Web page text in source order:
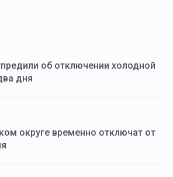
об отключении холодной
дня
округе временно отключат от